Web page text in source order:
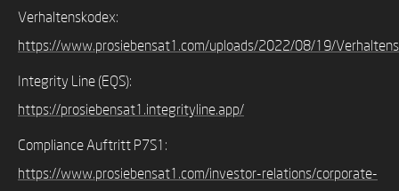
Verhaltenskodex:
https://www.prosiebensat1.com/uploads/2022/08/19/
Integrity Line (EQS):
https://prosiebensat1.integrityline.app/
Compliance Auftritt P7S1:
https://www.prosiebensat1.com/investor-relations/corporate-